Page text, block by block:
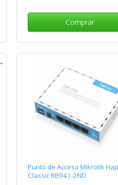
Comprar
Punto de Acceso Mikrotik
Classic RB941-2ND